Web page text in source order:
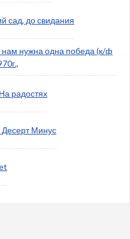
сад, до свидания
нам нужна одна победа (к/ф
радостях
Десерт Минус